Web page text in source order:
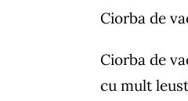
Ciorba de
Ciorba de
cu mult